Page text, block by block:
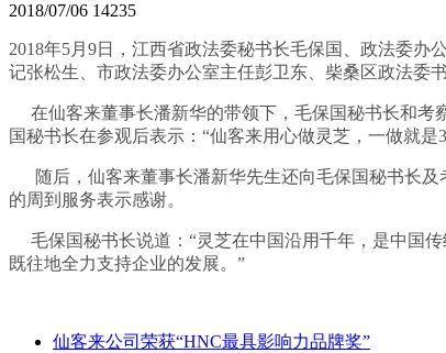
2018/07/06 14235
2018年5月9日，江西省政法委秘书长毛保国、政法委
记张松生、市政法委办公室主任彭卫东、柴桑区政法委
在仙客来董事长潘新华的带领下，毛保国秘书长和考
国秘书长在参观后表示：“仙客来用心做灵芝，一做就
随后，仙客来董事长潘新华先生还向毛保国秘书长及
的周到服务表示感谢。
毛保国秘书长说道：“灵芝在中国沿用千年，是中国
既往地全力支持企业的发展。”
仙客来公司荣获“HNC最具影响力品牌奖”